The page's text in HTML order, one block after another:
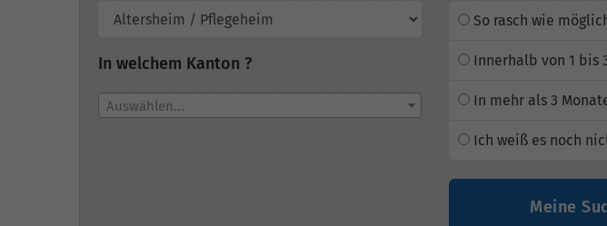
In welchem Kanton ?
Auswählen...
So rasch wie
Innerhalb von 1 bis
In mehr als 3
Ich weiß es noch
Meine